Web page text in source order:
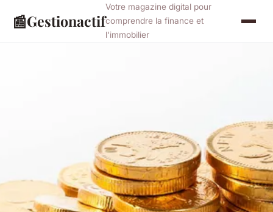
📰Gestionactif
Votre magazine digital pour
comprendre la finance et
l'immobilier